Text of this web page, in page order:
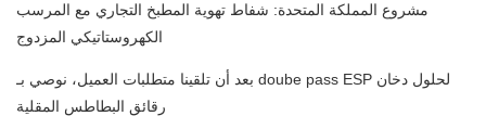
مشروع المملكة المتحدة: شفاط تهوية المطبخ التجاري مع المرسب
الكهروستاتيكي المزدوج
بعد أن تلقينا متطلبات العميل، نوصي بـ doube pass ESP لحلول دخان